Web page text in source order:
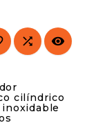
buffet, etc.
 
cilíndrico